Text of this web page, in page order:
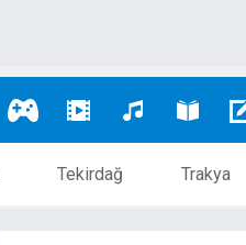
Tekirdağ Trakya